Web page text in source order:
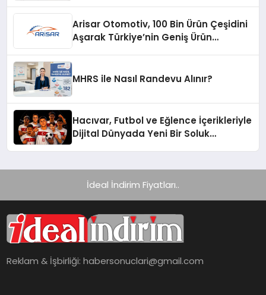
Arisar Otomotiv, 100 Bin Ürün Çeşidini
Aşarak Türkiye’nin Geniş Ürün
MHRS ile Nasıl Randevu Alınır?
Hacıvar, Futbol ve Eğlence İçerikleriyle
Dijital Dünyada Yeni Bir Soluk
İdeal İndirim Fiyatları..
Reklam & İşbirliği:habersonuclari@gmail.com